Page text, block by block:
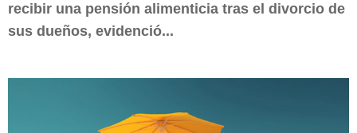
recibir una pensión alimenticia tras el divorcio de
sus dueños, evidenció...